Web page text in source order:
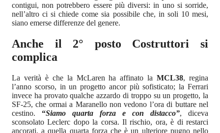
contigui, non potrebbero essere più diversi: in uno si sorride,
nell’altro ci si chiede come sia possibile che, in soli 10 mesi,
siano emerse differenze del genere.
Anche il 2° posto Costruttori si
complica
La verità è che la McLaren ha affinato laMCL38, regina
l’anno scorso, in un progetto ancor più sofisticato; la Ferrari
invece ha provato qualche azzardo di troppo su un progetto, la
SF-25, che ormai a Maranello non vedono l’ora di buttare nel
cestino. “Siamo quarta forza e con distacco”, diceva
sconsolato Leclerc dopo la corsa. Il rischio, ora, è di restarci
ancorati, a quella quarta forza che è un ulteriore pugno nello